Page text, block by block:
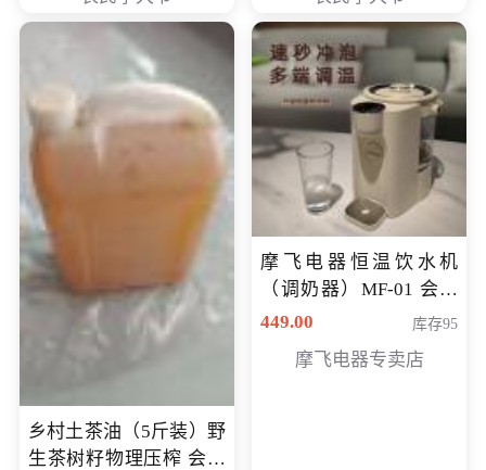
乡村土茶油（5斤装）野
生茶树籽物理压榨 会员
摩飞电器恒温饮水机
（调奶器）MF-01 会员
专享价366元
449.00 库存95
摩飞电器专卖店